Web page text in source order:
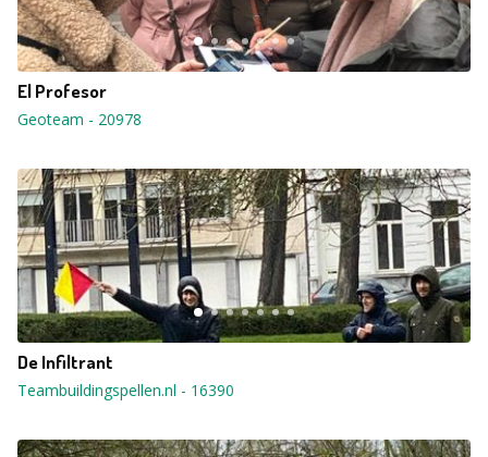
El Profesor
Geoteam - 20978
De Infiltrant
Teambuildingspellen.nl - 16390